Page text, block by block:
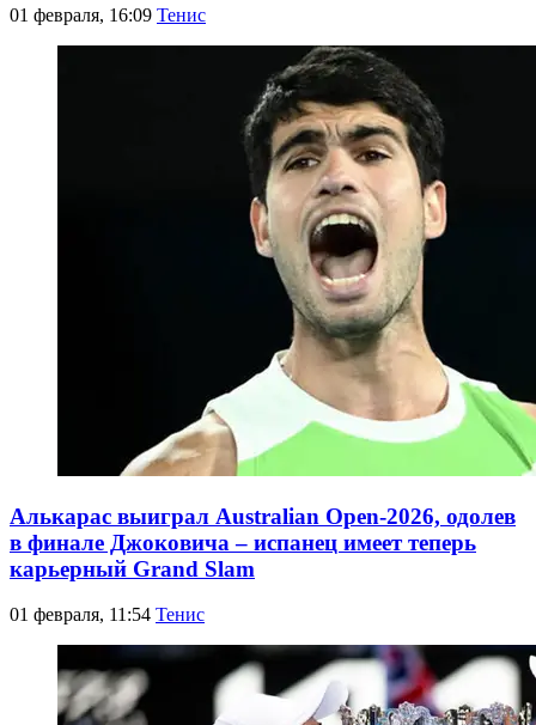
01 февраля, 16:09 Тенис
Алькарас выиграл Australian Open-2026, одолев
в финале Джоковича – испанец имеет теперь
карьерный Grand Slam
01 февраля, 11:54 Тенис